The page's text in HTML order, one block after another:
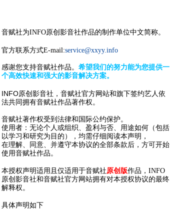
音赋社为INFO原创影音社作品的制作单位中文简称。
官方联系方式E-mail:service@xxyy.info
感谢您支持音赋社作品。 希望我们的努力能为您提供一
个高效快速和强大的影音解决方案。
INFO原创影音社，音赋社官方网站和旗下签约艺人依
法共同拥有音赋社作品著作权。
音赋社著作权受到法律和国际公约保护。
使用者：无论个人或组织、盈利与否、用途如何（包括
以学习和研究为目的），均需仔细阅读本声明，
在理解、同意、并遵守本协议的全部条款后，方可开始
使用音赋社作品。
本授权声明适用且仅适用于音赋社原创版作品，INFO
原创影音社和音赋社官方网站拥有对本授权协议的最终
解释权。
具体声明如下